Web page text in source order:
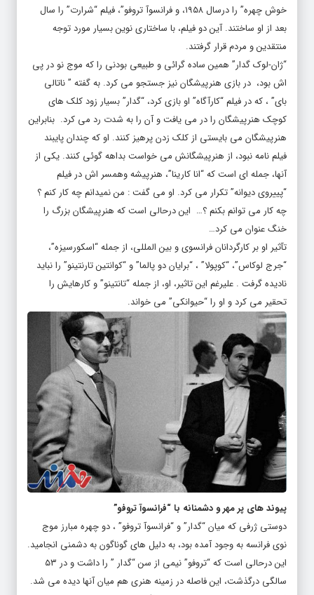
خوش چهره” را درسال ۱۹۵۸، و فرانسوآ تروفو”، فیلم “شرارت” را سال
بعد از او ساختند. آین دو فیلم، با ساختاری نوین بسیار مورد توجه
منتقدین و مردم قرار گرفتند.
“ژان-لوک گدار” همین ساده گرائی و طبیعی بودنی را که موج نو در پی
اش بود، در بازی هنرپیشگان نیز جستجو می کرد. به گفته ” ناتالی
بای” ، که در فیلم “کارآگاه” او بازی کرد، “گدار” بسیار زود کلک های
کوچک هنرپیشگان را در می یافت و آن را به شدت رد می کرد. بنابراین
هنرپیشگان می بایستی از کلک زدن پرهیز کنند. او که چندان پایبند
فیلم نامه نبود، از هنرپیشگانش می خواست بداهه گوئی کنند. یکی از
آنها، جمله ای است که “انا کارینا”، هنرپیشه وهمسر اش در فیلم
“پییروی دیوانه” تکرار می کرد. او می گفت : من نمیدانم چه کار کنم ؟
چه کار می توانم بکنم ؟… این درحالی است که هنرپیشگان بزرگ را
خنگ عنوان می کرد…
تآثیر او بر کارگردانان فرانسوی و بین المللی، از جمله “اسکورسیزه”،
“جرج لوکاس”، “کوپولا” ، “برایان دو پالما” و “کوانتین تارنتینو” را نباید
نادیده گرفت . علیرغم این تاثیر، او، از جمله “تانتینو” و کارهایش را
تحقیر می کرد و او را “حیوانکی” می خواند.
پیوند های پر مهر و دشمنانه با “فرانسوآ تروفو”
دوستی ژرفی که میان “گدار” و “فرانسوآ تروفو” ، دو چهره مبارز موج
نوی فرانسه به وجود آمده بود، به دلیل های گوناگون به دشمنی انجامید.
این درحالی است که “تروفو” نیمی از سن “گدار ” را داشت و در ۵۳
سالگی درگذشت، این فاصله در زمینه هنری هم میان آنها دیده می شد.